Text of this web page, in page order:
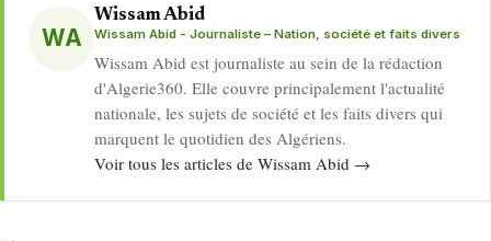
WA
Wissam Abid
Wissam Abid - Journaliste – Nation, société et faits divers
Wissam Abid est journaliste au sein de la rédaction
d'Algerie360. Elle couvre principalement l'actualité
nationale, les sujets de société et les faits divers qui
marquent le quotidien des Algériens.
Voir tous les articles de Wissam Abid →